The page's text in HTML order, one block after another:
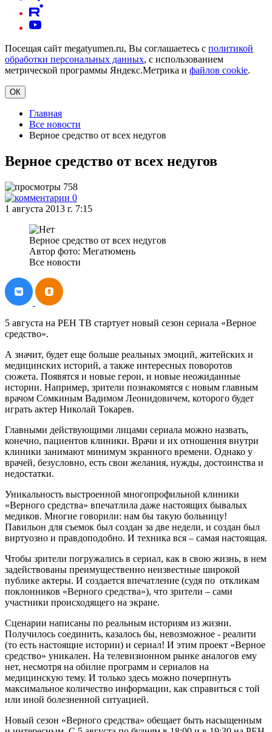
Посещая сайт megatyumen.ru, Вы соглашаетесь с политикой
обработки персональных данных, с использованием
метрической программы Яндекс.Метрика и файлов cookie.
ОК
Главная
Все новости
Верное средство от всех недугов
Верное средство от всех недугов
758
0
1 августа 2013 г. 7:15
Верное средство от всех недугов
Автор фото: Мегатюмень
Все новости
5 августа на РЕН ТВ стартует новый сезон сериала «Верное
средство».
А значит, будет еще больше реальных эмоций, житейских и
медицинских историй, а также интересных поворотов
сюжета. Появятся и новые герои, и новые неожиданные
истории. Например, зрители познакомятся с новым главным
врачом Сомкиным Вадимом Леонидовичем, которого будет
играть актер Николай Токарев.
Главными действующими лицами сериала можно назвать,
конечно, пациентов клиники. Врачи и их отношения внутри
клиники занимают минимум экранного времени. Однако у
врачей, безусловно, есть свои желания, нужды, достоинства и
недостатки.
Уникальность выстроенной многопрофильной клиники
«Верного средства» впечатлила даже настоящих бывалых
медиков. Многие говорили: нам бы такую больницу!
Павильон для съемок был создан за две недели, и создан был
виртуозно и правдоподобно. И техника вся – самая настоящая.
Чтобы зрители погружались в сериал, как в свою жизнь, в нем
задействованы преимущественно неизвестные широкой
публике актеры. И создается впечатление (судя по откликам
поклонников «Верного средства»), что зрители – сами
участники происходящего на экране.
Сценарии написаны по реальным историям из жизни.
Получилось соединить, казалось бы, невозможное - реалити
(то есть настоящие истории) и сериал! И этим проект «Верное
средство» уникален. На телевизионном рынке аналогов ему
нет, несмотря на обилие программ и сериалов на
медицинскую тему. И только здесь можно почерпнуть
максимальное количество информации, как справиться с той
или иной болезненной ситуацией.
Новый сезон «Верного средства» обещает быть насыщенным